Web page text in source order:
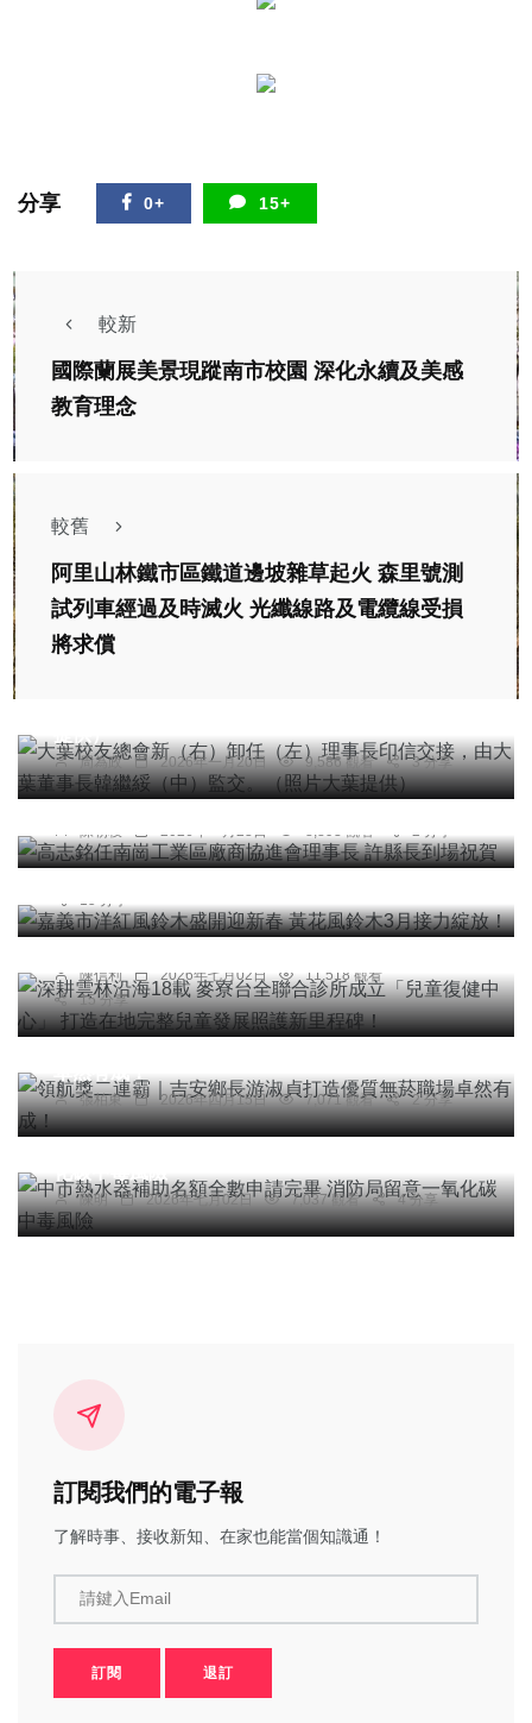
分享 0+ 15+
較新
國際蘭展美景現蹤南市校園 深化永續及美感
教育理念
較舊
阿里山林鐵市區鐵道邊坡雜草起火 森里號測
試列車經過及時滅火 光纖線路及電纜線受損
將求償
社會
周為政 2026年一月20日 9,586 觀看 3 分享
高志銘任南崗工業區廠商協進會理事長 許縣長到場
祝賀
陳朝枝 2026年一月23日 8,893 觀看 2 分享
旅遊
綻放！
15 分享
深耕雲林沿海18載 麥寮台全聯合診所成立「兒童復
陳信利 2026年七月02日
11,518 觀看
15 分享
綜合新聞
領航獎二連霸｜吉安鄉長游淑貞打造優質無菸職場
張柏東 2026年四月15日 7,071 觀看 2 分享
社會 綜合新聞 健康 科技新知
中市熱水器補助名額全數申請完畢 消防局留意一氧
陳明 2026年七月02日 7,037 觀看 4 分享
訂閱我們的電子報
了解時事、接收新知、在家也能當個知識通！
請鍵入Email
訂閱 退訂